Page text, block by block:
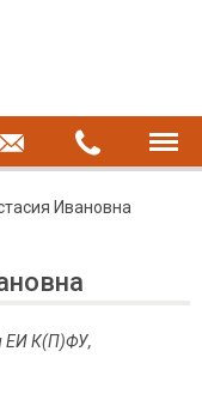
Ивановна
ЕИ К(П)ФУ,